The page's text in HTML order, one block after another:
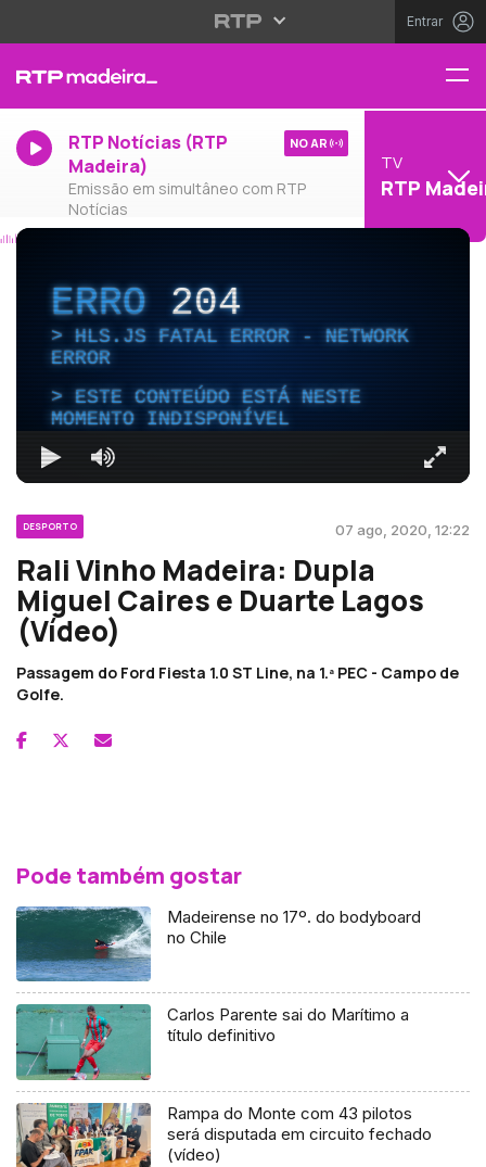
Entrar
RTP Notícias (RTP
Madeira)
Emissão em simultâneo com RTP
Notícias
NO AR
TV
RTP
ERRO204
HLS.JS FATAL ERROR - NETWORK
ERROR
ESTE CONTEÚDO ESTÁ NESTE
MOMENTO INDISPONÍVEL
DESPORTO 07 ago, 2020, 12:22
Rali Vinho Madeira: Dupla
Miguel Caires e Duarte Lagos
(Vídeo)
Passagem do Ford Fiesta 1.0 ST Line, na 1.ª PEC - Campo de
Golfe.
Pode também gostar
Madeirense no 17º. do bodyboard
no Chile
Carlos Parente sai do Marítimo a
título definitivo
Rampa do Monte com 43 pilotos
será disputada em circuito fechado
(vídeo)